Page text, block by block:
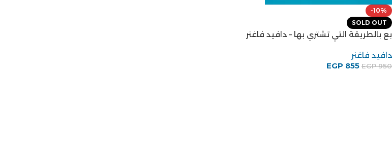
-10%
SOLD OUT
بع بالطريقة التي تشتري بها – دافيد فاغنر
دافيد فاغنر
EGP950
EGP 855